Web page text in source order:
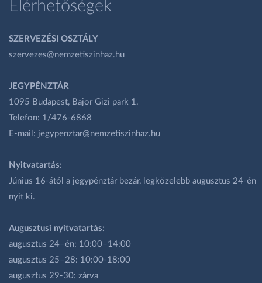
Elérhetőségek
SZERVEZÉSI OSZTÁLY
szervezes@nemzetiszinhaz.hu
JEGYPÉNZTÁR
1095 Budapest, Bajor Gizi park 1.
Telefon: 1/476-6868
E-mail: jegypenztar@nemzetiszinhaz.hu
Nyitvatartás:
Június 16-ától a jegypénztár bezár, legközelebb augusztus 24-én
nyit ki.
Augusztusi nyitvatartás:
augusztus 24–én: 10:00–14:00
augusztus 25–28: 10:00-18:00
augusztus 29-30: zárva